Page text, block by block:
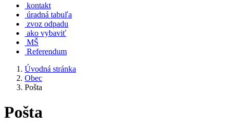
kontakt
úradná tabuľa
zvoz odpadu
ako vybaviť
MŠ
Referendum
Úvodná stránka
Obec
Pošta
Pošta